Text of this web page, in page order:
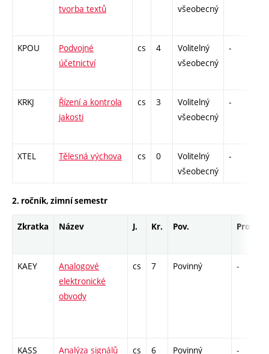
tvorba textů
všeobecný
KPOU
Podvojné
účetnictví
cs 4
Volitelný
všeobecný
-
KRKJ
Řízení a kontrola
jakosti
cs 3
Volitelný
všeobecný
-
XTEL Tělesná výchova cs 0
Volitelný
všeobecný
-
2. ročník, zimní semestr
Zkratka Název J. Kr. Pov. Prof.
KAEY
Analogové
elektronické
obvody
cs 7 Povinný -
KASS Analýza signálů cs 6 Povinný -